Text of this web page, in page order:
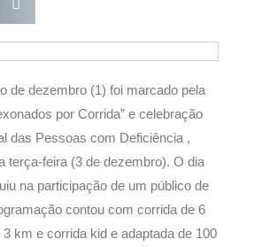
de dezembro (1) foi marcado pela
por Corrida” e celebração
das Pessoas com Deficiência ,
terça-feira (3 de dezembro). O dia
na participação de um público de
contou com corrida de 6
km e corrida kid e adaptada de 100